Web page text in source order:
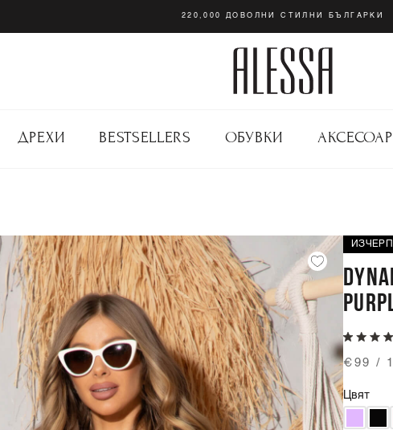
220,000 ДОВОЛНИ СТИЛНИ БЪЛГАРКИ
ДРЕХИ BESTSELLERS ОБУВКИ
€99 /
Цвят